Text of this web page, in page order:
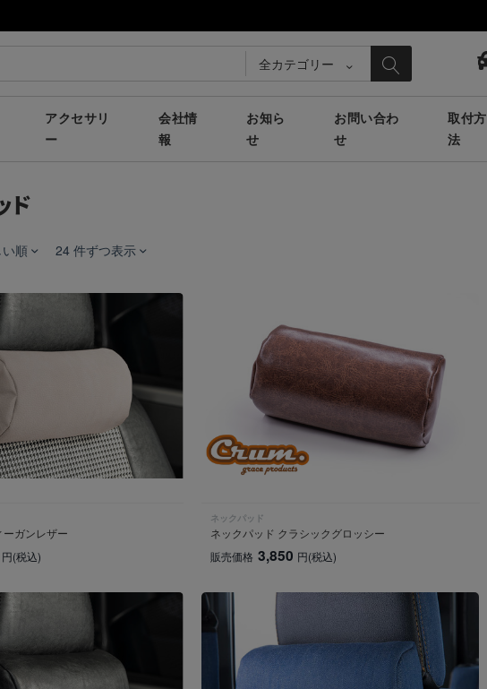
全カテゴリー
アクセサリ
ー
会社情
報
お知ら
せ
お問い合わ
せ
取付方
法
ド
順 24 件ずつ表示
ガンレザー
円(税込)
ネックパッド
ネックパッド クラシックグロッシー
販売価格 3,850 円(税込)